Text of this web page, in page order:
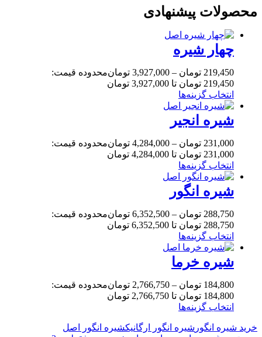
محصولات پیشنهادی
چهار شیره
219,450 تومان –
3,927,000 تومانمحدوده قیمت:
219,450 تومان تا 3,927,000 تومان
انتخاب گزینه‌ها
شیره انجیر
231,000 تومان –
4,284,000 تومانمحدوده قیمت:
231,000 تومان تا 4,284,000 تومان
انتخاب گزینه‌ها
شیره انگور
288,750 تومان –
6,352,500 تومانمحدوده قیمت:
288,750 تومان تا 6,352,500 تومان
انتخاب گزینه‌ها
شیره خرما
184,800 تومان –
2,766,750 تومانمحدوده قیمت:
184,800 تومان تا 2,766,750 تومان
انتخاب گزینه‌ها
خرید شیره انگور شیره انگور ارگانیکشیره انگور اصل